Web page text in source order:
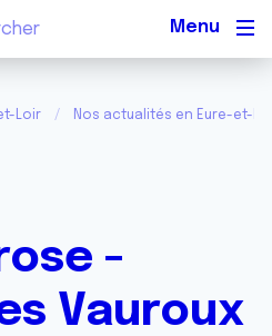
Loir Nos actualités en Eure-et-
-
Vauroux